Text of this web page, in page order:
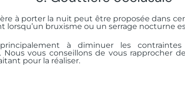
à porter la nuit peut être proposée dans
lorsqu’un bruxisme ou un serrage nocturne
à diminuer les contraintes
Nous vous conseillons de vous rapprocher
pour la réaliser.